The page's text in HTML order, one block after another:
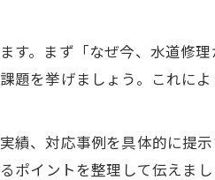
例をプレゼンに活用
な流れと注意点を解説
ル対応力を強調する方法
場判断のポイント解説
。まず「なぜ今、水道修
題を挙げましょう。これに
、対応事例を具体的に提
ポイントを整理して伝えまし